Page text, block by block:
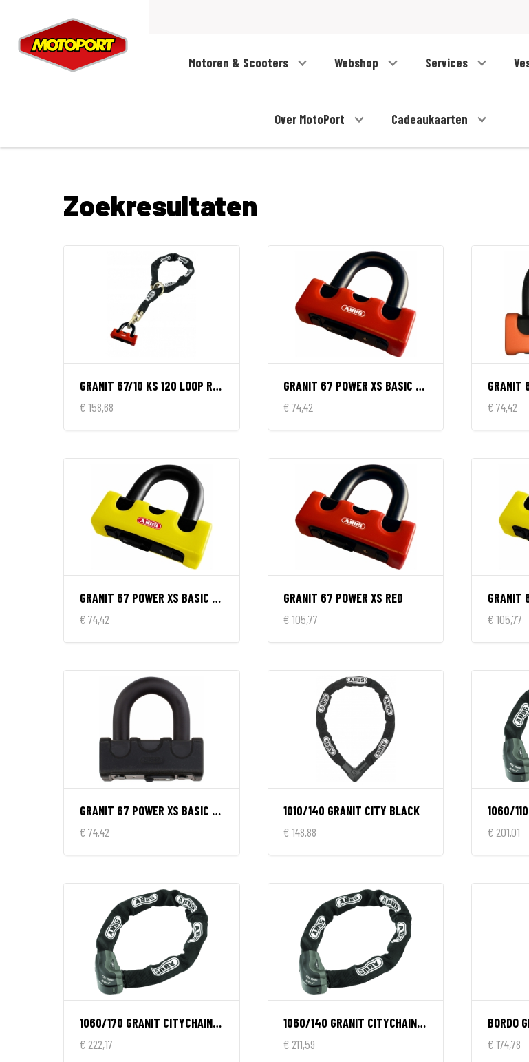
Motoren & Scooters Webshop Services
Over MotoPort Cadeaukaarten
Zoekresultaten
GRANIT 67/10 KS 120 LOOP RED
€ 158,68
GRANIT 67 POWER XS BASIC RED
€ 74,42
€ 74,42
GRANIT 67 POWER XS BASIC YELLOW
€ 74,42
GRANIT 67 POWER XS RED
€ 105,77
GRANIT
€ 105,77
GRANIT 67 POWER XS BASIC BLACK
€ 74,42
1010/140 GRANIT CITY BLACK
€ 148,88
€ 201,01
1060/170 GRANIT CITYCHAIN X-PL
€ 222,17
1060/140 GRANIT CITYCHAIN X-PL
€ 211,59
BORDO
€ 174,78